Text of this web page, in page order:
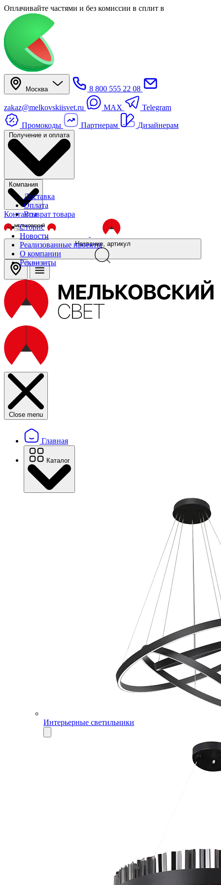
Оплачивайте частями и без комиссии в сплит в
Москва 8 800 555 22 08
zakaz@melkovskiisvet.ru MAX Telegram
Промокоды Партнерам Дизайнерам
Получение и оплата
Доставка
Оплата
Возврат товара
Компания
Сторис
Новости
Реализованные проекты
О компании
Реквизиты
Контакты
Название, артикул
Close menu
Главная
Каталог
Интерьерные светильники